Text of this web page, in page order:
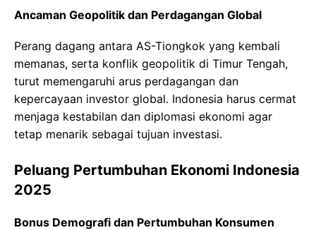
Ancaman Geopolitik dan Perdagangan Global
Perang dagang antara AS-Tiongkok yang kembali
memanas, serta konflik geopolitik di Timur Tengah,
turut memengaruhi arus perdagangan dan
kepercayaan investor global. Indonesia harus cermat
menjaga kestabilan dan diplomasi ekonomi agar
tetap menarik sebagai tujuan investasi.
Peluang Pertumbuhan Ekonomi Indonesia
2025
Bonus Demografi dan Pertumbuhan Konsumen